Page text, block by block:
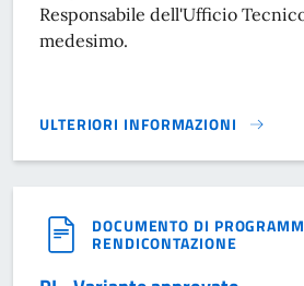
Responsabile dell'Ufficio
medesimo.
ULTERIORI INFORMAZIONI
APPROVAZIONE PATI ED ESAME
DOCUMENTO DI
RENDICONTAZIONE